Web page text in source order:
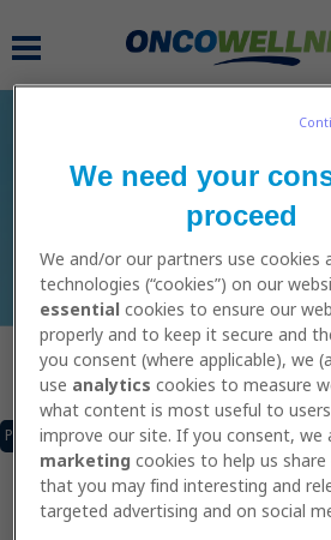
to
main
content
MAIN
NAVIGATION
SCHEMI DI
Caricamento......
Pagina Precedente of Pagina Successiva
Prima di iniziare la navigazione è
consapevoli che i contenuti di
natura puramente informativa e
considerati come consigli medici o
We need your
proceed
We and/or our partners use cookies
technologies (“cookies”) on our
essential cookies to ensure our
properly and to keep it secure and
you consent (where applicable), we
use analytics cookies to measure
what content is most useful to
improve our site. If you consent, we
marketing cookies to help us
that you may find interesting and
targeted advertising and on social